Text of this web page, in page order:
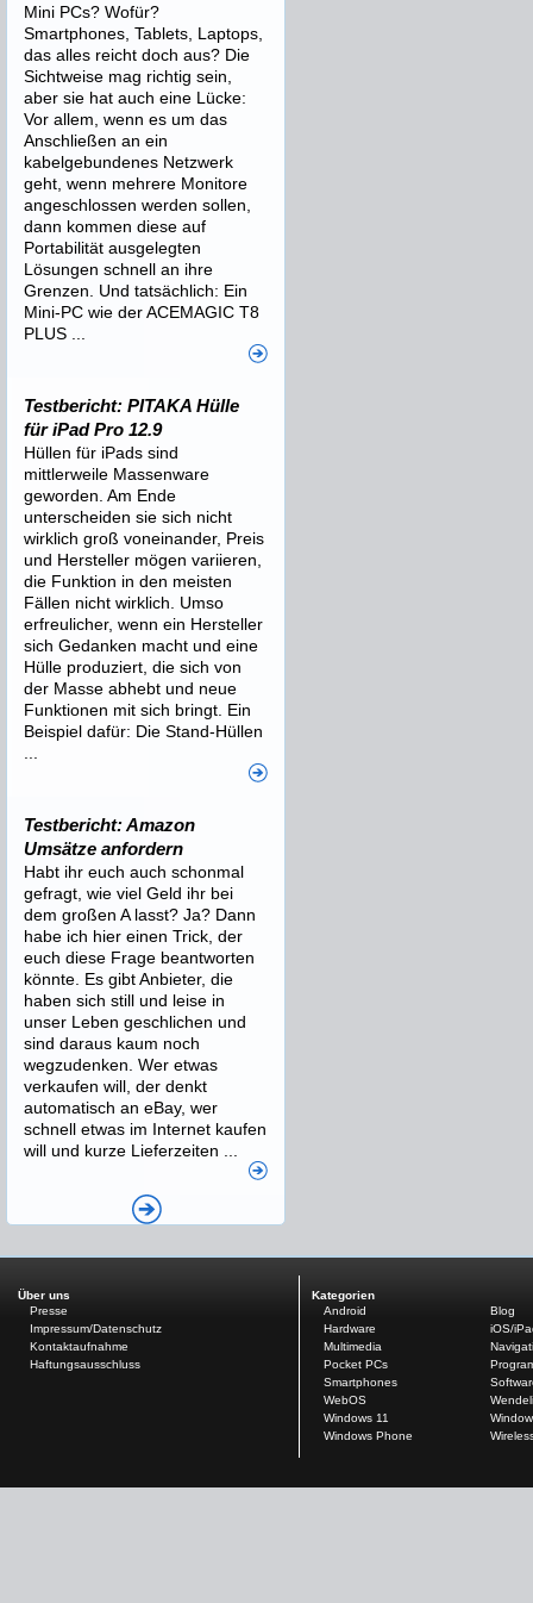
Mini PCs? Wofür?
Smartphones, Tablets, Laptops,
das alles reicht doch aus? Die
Sichtweise mag richtig sein,
aber sie hat auch eine Lücke:
Vor allem, wenn es um das
Anschließen an ein
kabelgebundenes Netzwerk
geht, wenn mehrere Monitore
angeschlossen werden sollen,
dann kommen diese auf
Portabilität ausgelegten
Lösungen schnell an ihre
Grenzen. Und tatsächlich: Ein
Mini-PC wie der ACEMAGIC T8
PLUS ...
Testbericht: PITAKA Hülle
für iPad Pro 12.9
Hüllen für iPads sind
mittlerweile Massenware
geworden. Am Ende
unterscheiden sie sich nicht
wirklich groß voneinander, Preis
und Hersteller mögen variieren,
die Funktion in den meisten
Fällen nicht wirklich. Umso
erfreulicher, wenn ein Hersteller
sich Gedanken macht und eine
Hülle produziert, die sich von
der Masse abhebt und neue
Funktionen mit sich bringt. Ein
Beispiel dafür: Die Stand-Hüllen
Testbericht: Amazon
Umsätze anfordern
Habt ihr euch auch schonmal
gefragt, wie viel Geld ihr bei
dem großen A lasst? Ja? Dann
habe ich hier einen Trick, der
euch diese Frage beantworten
könnte. Es gibt Anbieter, die
haben sich still und leise in
unser Leben geschlichen und
sind daraus kaum noch
wegzudenken. Wer etwas
verkaufen will, der denkt
automatisch an eBay, wer
schnell etwas im Internet kaufen
will und kurze Lieferzeiten ...
Über uns
Presse
Impressum/Datenschutz
Kontaktaufnahme
Haftungsausschluss
Kategorien
Android
Blog
Hardware
iOS/
Multimedia
Pocket PCs
Smartphones
WebOS
Windows 11
Windows Phone